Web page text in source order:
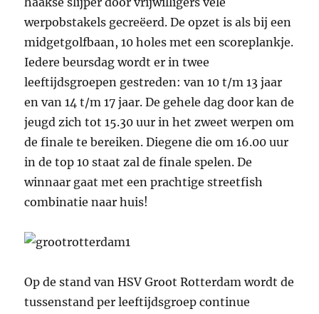
werpobstakels gecreëerd. De opzet is als bij een
midgetgolfbaan, 10 holes met een scoreplankje.
Iedere beursdag wordt er in twee
leeftijdsgroepen gestreden: van 10 t/m 13 jaar
en van 14 t/m 17 jaar. De gehele dag door kan de
jeugd zich tot 15.30 uur in het zweet werpen om
de finale te bereiken. Diegene die om 16.00 uur
in de top 10 staat zal de finale spelen. De
winnaar gaat met een prachtige streetfish
combinatie naar huis!
Op de stand van HSV Groot Rotterdam wordt de
tussenstand per leeftijdsgroep continue